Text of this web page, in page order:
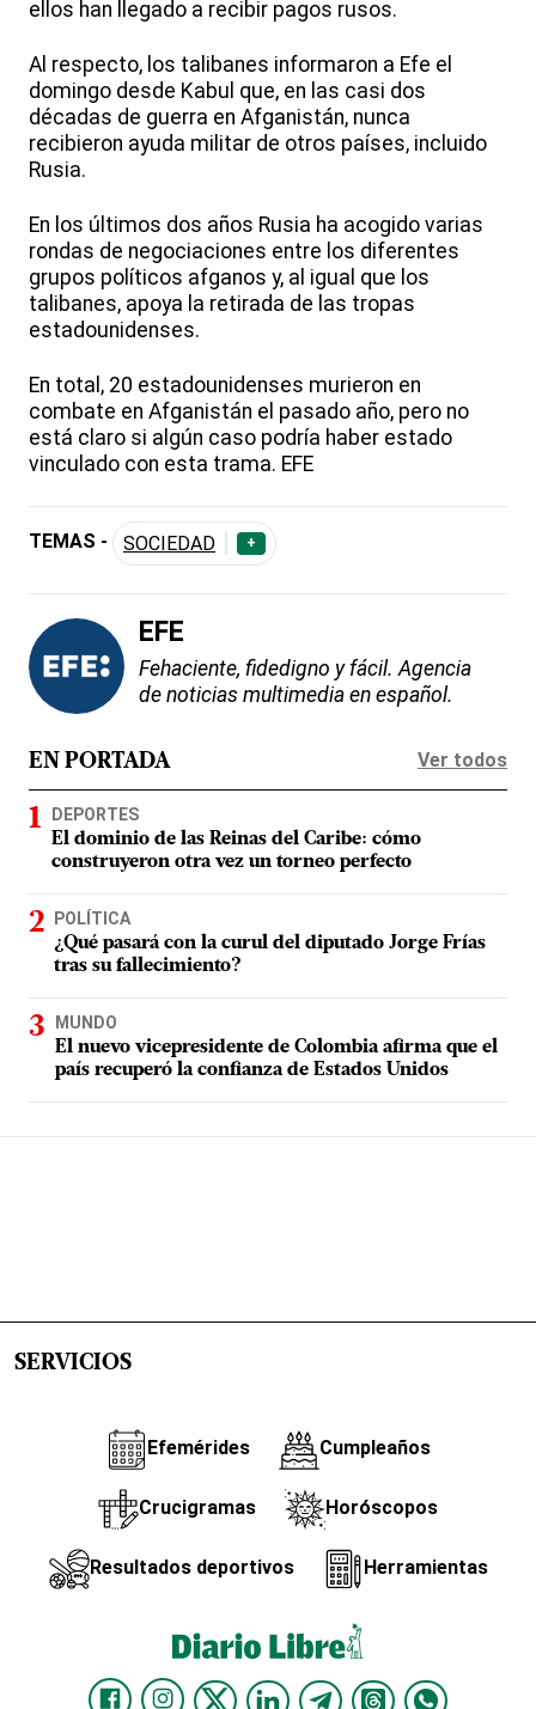
ellos han llegado a recibir pagos rusos.
Al respecto, los talibanes informaron a Efe el
domingo desde Kabul que, en las casi dos
décadas de guerra en Afganistán, nunca
recibieron ayuda militar de otros países, incluido
Rusia.
En los últimos dos años Rusia ha acogido varias
rondas de negociaciones entre los diferentes
grupos políticos afganos y, al igual que los
talibanes, apoya la retirada de las tropas
estadounidenses.
En total, 20 estadounidenses murieron en
combate en Afganistán el pasado año, pero no
está claro si algún caso podría haber estado
vinculado con esta trama. EFE
TEMAS - SOCIEDAD +
EFE
Fehaciente, fidedigno y fácil. Agencia
de noticias multimedia en español.
EN PORTADA Ver todos
DEPORTES
El dominio de las Reinas del Caribe: cómo
construyeron otra vez un torneo perfecto
POLÍTICA
¿Qué pasará con la curul del diputado Jorge Frías
tras su fallecimiento?
MUNDO
El nuevo vicepresidente de Colombia afirma que el
país recuperó la confianza de Estados Unidos
SERVICIOS
Efemérides Cumpleaños
Crucigramas Horóscopos
Resultados deportivos Herramientas